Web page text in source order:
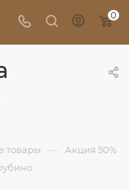
0
товары — Акция 50%